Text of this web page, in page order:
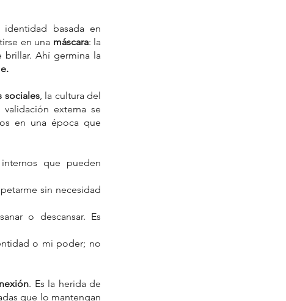
en una máscara: la
Ahí germina la
sociales, la cultura del
externa se
en una época que
que pueden
sin necesidad
o descansar. Es
o mi poder; no
. Es la herida de
que lo mantengan